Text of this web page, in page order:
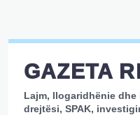
GAZETA
Lajm, llogaridhënie
drejtësi, SPAK,